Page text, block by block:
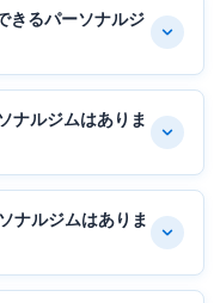
きるパーソナルジ
ナルジムはありま
ナルジムはありま